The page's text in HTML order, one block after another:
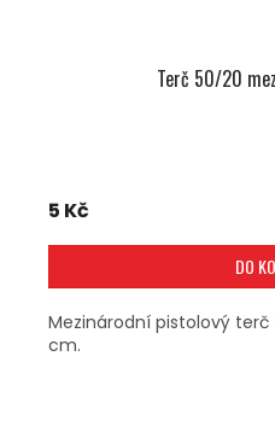
Terč 50/20
5 Kč
DO
Mezinárodní pistolový terč
cm.